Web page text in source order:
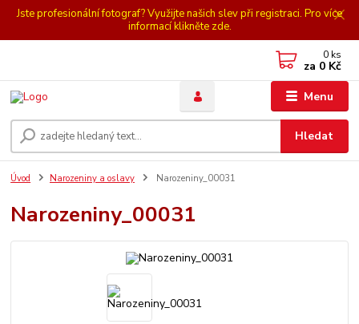
Jste profesionální fotograf? Využijte našich slev při registraci. Pro více
informací klikněte zde.
Menu
Hledat
0 ks
za 0 Kč
Úvod Narozeniny a oslavy Narozeniny_00031
Narozeniny_00031